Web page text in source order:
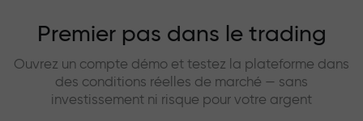
Premier pas dans le trading
Ouvrez un compte démo et testez la plateforme dans
des conditions réelles de marché — sans
investissement ni risque pour votre argent